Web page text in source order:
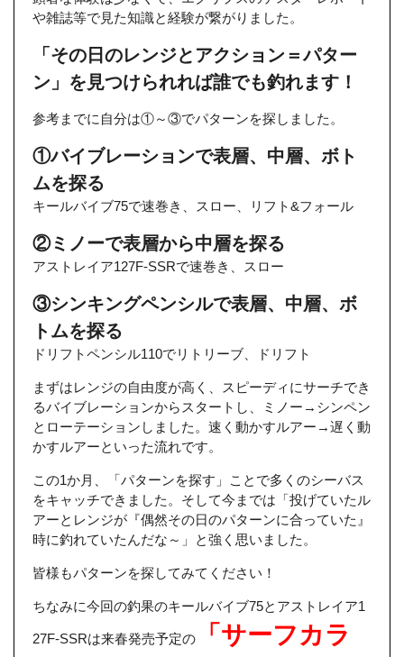
や雑誌等で見た知識と経験が繋がりました。
「その日のレンジとアクション＝パター
ン」を見つけられれば誰でも釣れます！
参考までに自分は①～③でパターンを探しました。
①バイブレーションで表層、中層、ボト
ムを探る
キールバイブ75で速巻き、スロー、リフト&フォール
②ミノーで表層から中層を探る
アストレイア127F-SSRで速巻き、スロー
③シンキングペンシルで表層、中層、ボ
トムを探る
ドリフトペンシル110でリトリーブ、ドリフト
まずはレンジの自由度が高く、スピーディにサーチでき
るバイブレーションからスタートし、ミノー→シンペン
とローテーションしました。速く動かすルアー→遅く動
かすルアーといった流れです。
この1か月、「パターンを探す」ことで多くのシーバス
をキャッチできました。そして今までは「投げていたル
アーとレンジが『偶然その日のパターンに合っていた』
時に釣れていたんだな～」と強く思いました。
皆様もパターンを探してみてください！
ちなみに今回の釣果のキールバイブ75とアストレイア1
27F-SSRは来春発売予定の
「サーフカラ